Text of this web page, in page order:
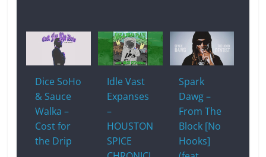
Dice SoHo
& Sauce
Walka –
Cost for
the Drip
Idle Vast
Expanses
–
HOUSTON
SPICE
Spark
Dawg –
From The
Block [No
Hooks]